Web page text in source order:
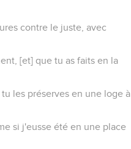
contre le juste, avec
[et] que tu as faits en la
les préserves en une loge à
si j'eusse été en une place